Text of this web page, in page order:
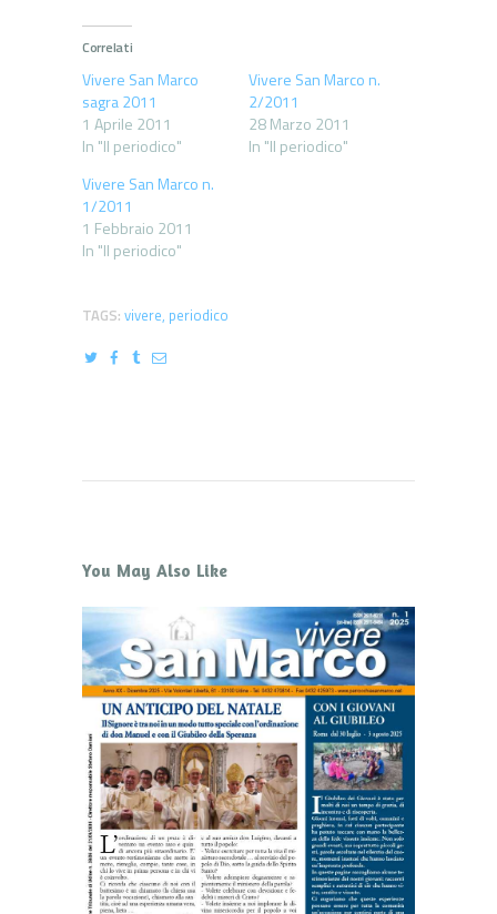
Correlati
Vivere San Marco
sagra 2011
1 Aprile 2011
In "Il periodico"
Vivere San Marco n.
2/2011
28 Marzo 2011
In "Il periodico"
Vivere San Marco n.
1/2011
1 Febbraio 2011
In "Il periodico"
TAGS: vivere, periodico
You May Also Like